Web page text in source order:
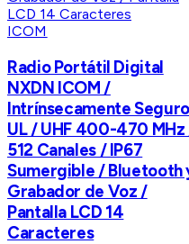
ICOM
Radio Portátil Digital
NXDN ICOM /
Intrínsecamente Seguro
UL / UHF 400-470
512 Canales / IP67
Sumergible / Bluetooth
Grabador de Voz /
Pantalla LCD 14
Caracteres